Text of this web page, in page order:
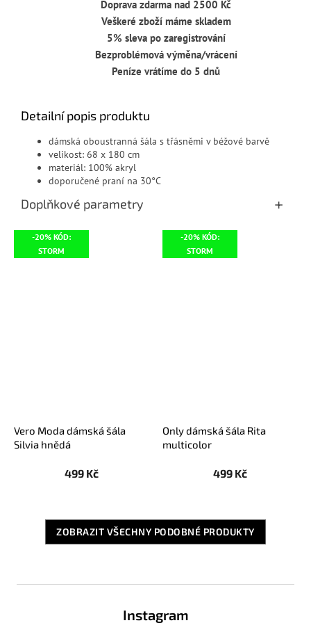
Doprava zdarma nad 2500 Kč
Veškeré zboží máme skladem
5% sleva po zaregistrování
Bezproblémová výměna/vrácení
Peníze vrátíme do 5 dnů
Detailní popis produktu
dámská oboustranná šála s třásněmi v béžové barvě
velikost: 68 x 180 cm
materiál: 100% akryl
doporučené praní na 30°C
Doplňkové parametry
-20% KÓD:
STORM
Vero Moda dámská šála
Silvia hnědá
499 Kč
-20% KÓD:
STORM
Only dámská šála Rita
multicolor
499 Kč
ZOBRAZIT VŠECHNY PODOBNÉ PRODUKTY
Instagram